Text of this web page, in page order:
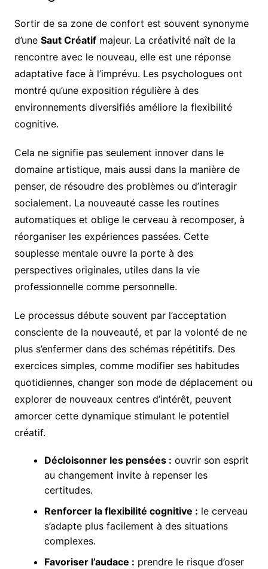
Sortir de sa zone de confort est souvent synonyme
d’une Saut Créatifmajeur. La créativité naît de la
rencontre avec le nouveau, elle est une réponse
adaptative face à l’imprévu. Les psychologues ont
montré qu’une exposition régulière à des
environnements diversifiés améliore la flexibilité
cognitive.
Cela ne signifie pas seulement innover dans le
domaine artistique, mais aussi dans la manière de
penser, de résoudre des problèmes ou d’interagir
socialement. La nouveauté casse les routines
automatiques et oblige le cerveau à recomposer, à
réorganiser les expériences passées. Cette
souplesse mentale ouvre la porte à des
perspectives originales, utiles dans la vie
professionnelle comme personnelle.
Le processus débute souvent par l’acceptation
consciente de la nouveauté, et par la volonté de ne
plus s’enfermer dans des schémas répétitifs. Des
exercices simples, comme modifier ses habitudes
quotidiennes, changer son mode de déplacement ou
explorer de nouveaux centres d’intérêt, peuvent
amorcer cette dynamique stimulant le potentiel
créatif.
Décloisonner les pensées : ouvrir son esprit
au changement invite à repenser les
certitudes.
Renforcer la flexibilité cognitive : le cerveau
s’adapte plus facilement à des situations
complexes.
Favoriser l’audace : prendre le risque d’oser